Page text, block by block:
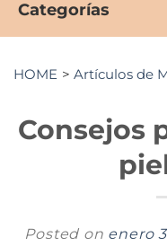
Categorías
HOME > Artículos de
Consejos
Posted on enero